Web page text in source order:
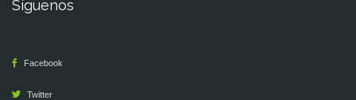
Síguenos
Facebook
Twitter